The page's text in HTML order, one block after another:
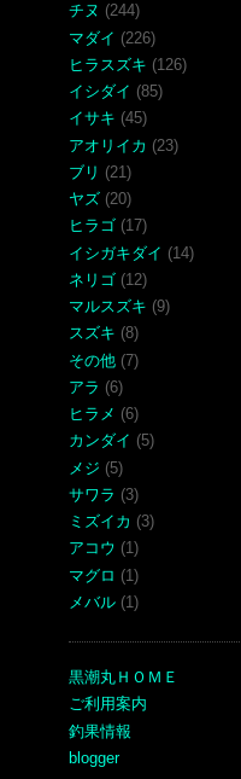
チヌ (244)
マダイ (226)
ヒラスズキ (126)
イシダイ (85)
イサキ (45)
アオリイカ (23)
ブリ (21)
ヤズ (20)
ヒラゴ (17)
イシガキダイ (14)
ネリゴ (12)
マルスズキ (9)
スズキ (8)
その他 (7)
アラ (6)
ヒラメ (6)
カンダイ (5)
メジ (5)
サワラ (3)
ミズイカ (3)
アコウ (1)
マグロ (1)
メバル (1)
黒潮丸ＨＯＭＥ
ご利用案内
釣果情報
blogger